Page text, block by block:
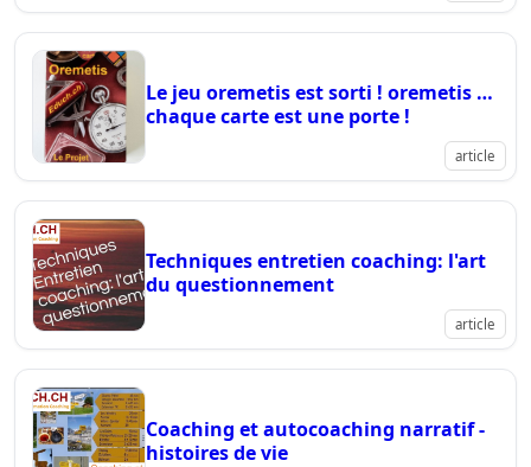
Le jeu oremetis est sorti ! oremetis …
chaque carte est une porte !
article
Techniques entretien coaching: l'art
du questionnement
article
Coaching et autocoaching narratif -
histoires de vie